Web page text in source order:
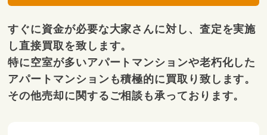
すぐに資金が必要な大家さんに対し、査定を実施
し直接買取を致します。
特に空室が多いアパートマンションや老朽化した
アパートマンションも積極的に買取り致します。
その他売却に関するご相談も承っております。